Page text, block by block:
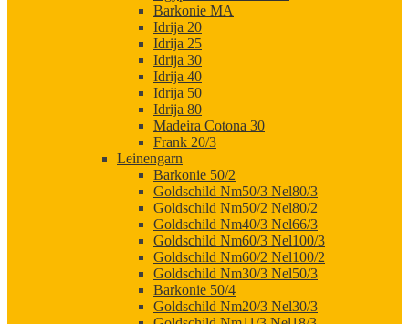
Barkonie MA
Idrija 20
Idrija 25
Idrija 30
Idrija 40
Idrija 50
Idrija 80
Madeira Cotona 30
Frank 20/3
Leinengarn
Barkonie 50/2
Goldschild Nm50/3 Nel80/3
Goldschild Nm50/2 Nel80/2
Goldschild Nm40/3 Nel66/3
Goldschild Nm60/3 Nel100/3
Goldschild Nm60/2 Nel100/2
Goldschild Nm30/3 Nel50/3
Barkonie 50/4
Goldschild Nm20/3 Nel30/3